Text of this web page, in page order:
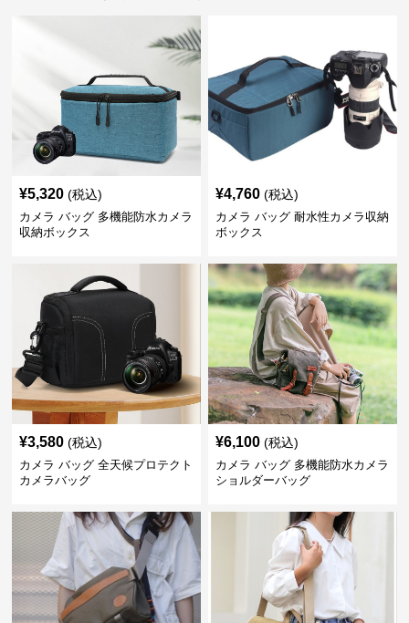
¥5,320 (税込)
カメラ バッグ 多機能防水カメラ
収納ボックス
¥4,760 (税込)
カメラ バッグ 耐水性カメラ収納
ボックス
¥3,580 (税込)
カメラ バッグ 全天候プロテクト
カメラバッグ
¥6,100 (税込)
カメラ バッグ 多機能防水カメラ
ショルダーバッグ